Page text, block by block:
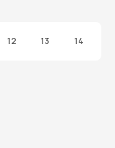
12 13 14